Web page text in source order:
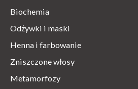
Biochemia
Odżywki i maski
Henna i farbowanie
Zniszczone włosy
Metamorfozy